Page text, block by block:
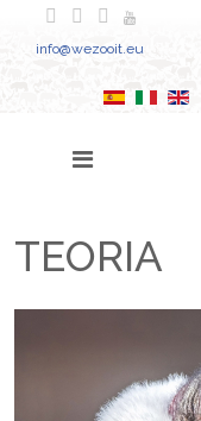
info@wezooit.eu
TEORIA